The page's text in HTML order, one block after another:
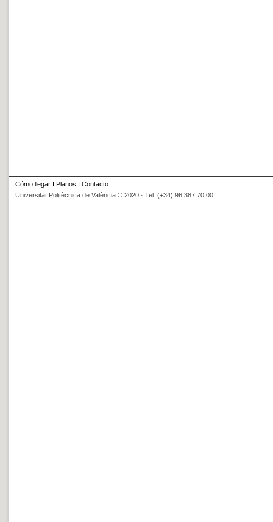
Cómo llegar I Planos I Contacto
Universitat Politècnica de València © 2020 · Tel. (+34) 96 387 70 00